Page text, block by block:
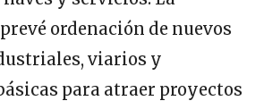
ordenación de nuevos
viarios y
para atraer proyectos